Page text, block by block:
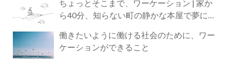
ちょっとそこまで、ワーケーション | 家か
ら40分、知らない町の静かな本屋で夢に近
働きたいように働ける社会のために、ワー
ケーションができること